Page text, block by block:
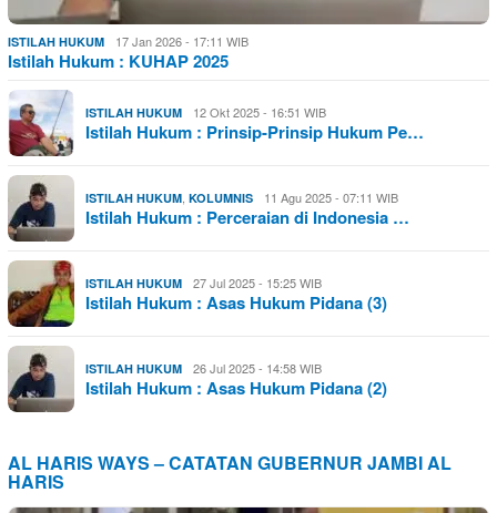
ISTILAH HUKUM 17 Jan 2026 - 17:11 WIB
Istilah Hukum : KUHAP 2025
ISTILAH HUKUM 12 Okt 2025 - 16:51 WIB
Istilah Hukum : Prinsip-Prinsip Hukum Pe…
ISTILAH HUKUM, KOLUMNIS 11 Agu 2025 - 07:11 WIB
Istilah Hukum : Perceraian di Indonesia …
ISTILAH HUKUM 27 Jul 2025 - 15:25 WIB
Istilah Hukum : Asas Hukum Pidana (3)
ISTILAH HUKUM 26 Jul 2025 - 14:58 WIB
Istilah Hukum : Asas Hukum Pidana (2)
AL HARIS WAYS – CATATAN GUBERNUR JAMBI AL
HARIS